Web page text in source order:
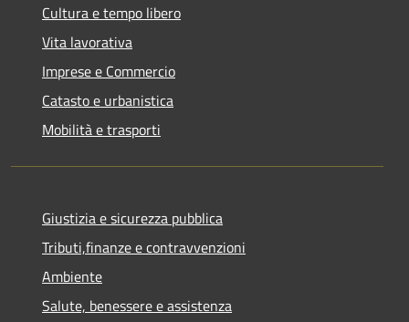
Cultura e tempo libero
Vita lavorativa
Imprese e Commercio
Catasto e urbanistica
Mobilità e trasporti
Giustizia e sicurezza pubblica
Tributi,finanze e contravvenzioni
Ambiente
Salute, benessere e assistenza